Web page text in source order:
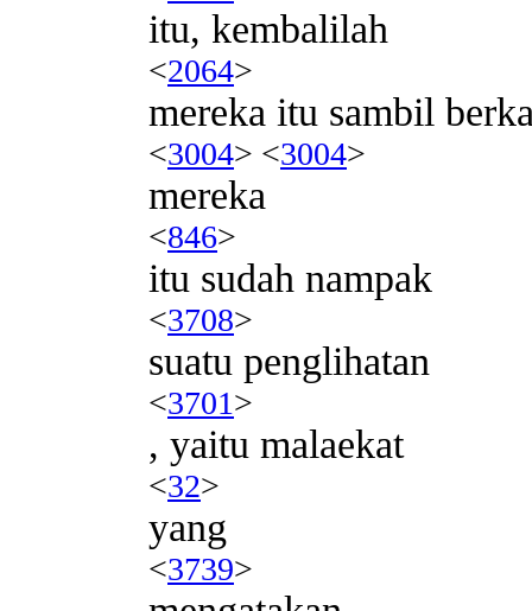
itu, kembalilah
<2064>
mereka itu sambil
<3004> <3004>
mereka
<846>
itu sudah nampak
<3708>
suatu penglihatan
<3701>
, yaitu malaekat
<32>
yang
<3739>